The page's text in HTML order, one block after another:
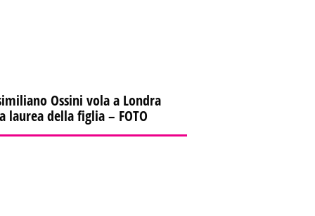
Ossini vola a Londra
laurea della figlia – FOTO